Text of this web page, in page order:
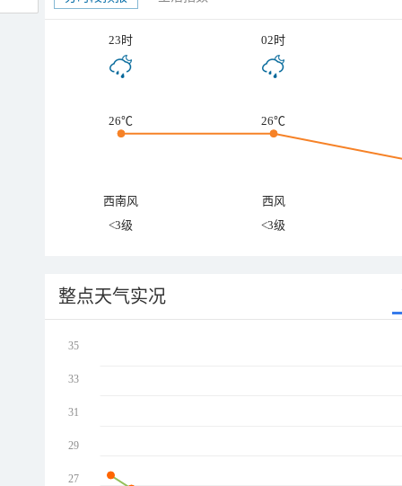
23时 02时
26℃ 26℃
西南风
西风
<3级
<3级
整点天气实况
35
33
31
29
27